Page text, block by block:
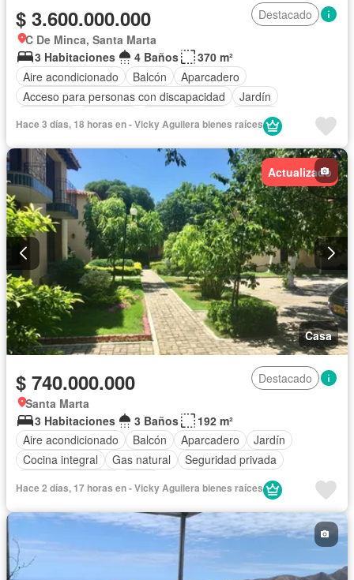
$ 3.600.000.000
Destacado
C De Minca, Santa Marta
3 Habitaciones
4 Baños
370 m²
Aire acondicionado
Balcón
Aparcadero
Acceso para personas con discapacidad
Jardín
Jacuzzi
Vista panorámica
Sauna
Piscina
Agua
Hace 3 días, 18 horas en - Vicky Aguilera bienes raíces
Actualizado
Casa
$ 740.000.000
Destacado
Santa Marta
3 Habitaciones
3 Baños
192 m²
Aire acondicionado
Balcón Aparcadero
Jardín
Cocina integral
Gas natural
Seguridad privada
Hace 2 días, 17 horas en - Vicky Aguilera bienes raíces